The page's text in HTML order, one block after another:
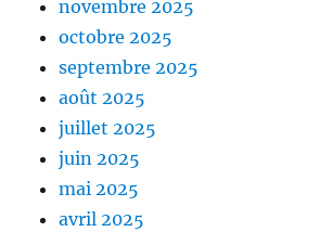
novembre 2025
octobre 2025
septembre 2025
août 2025
juillet 2025
juin 2025
mai 2025
avril 2025